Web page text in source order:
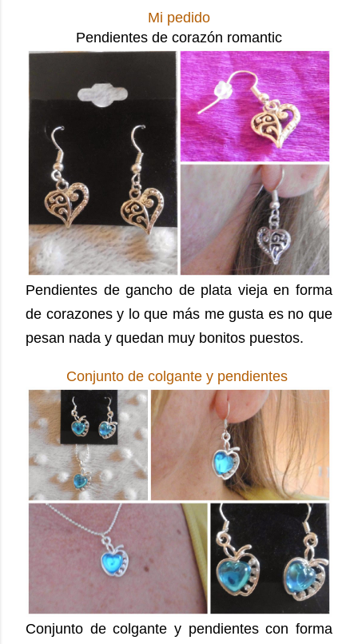
Mi pedido
Pendientes de corazón romantic
Pendientes de gancho de plata vieja en forma
de corazones y lo que más me gusta es no que
pesan nada y quedan muy bonitos puestos.
Conjunto de colgante y pendientes
Conjunto de colgante y pendientes con forma